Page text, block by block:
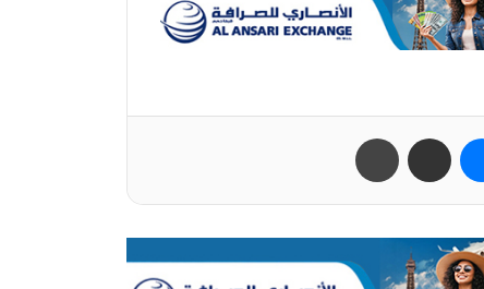
ماسنجر مشاركة عبر البريد